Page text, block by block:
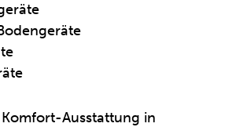
Ausstattung in